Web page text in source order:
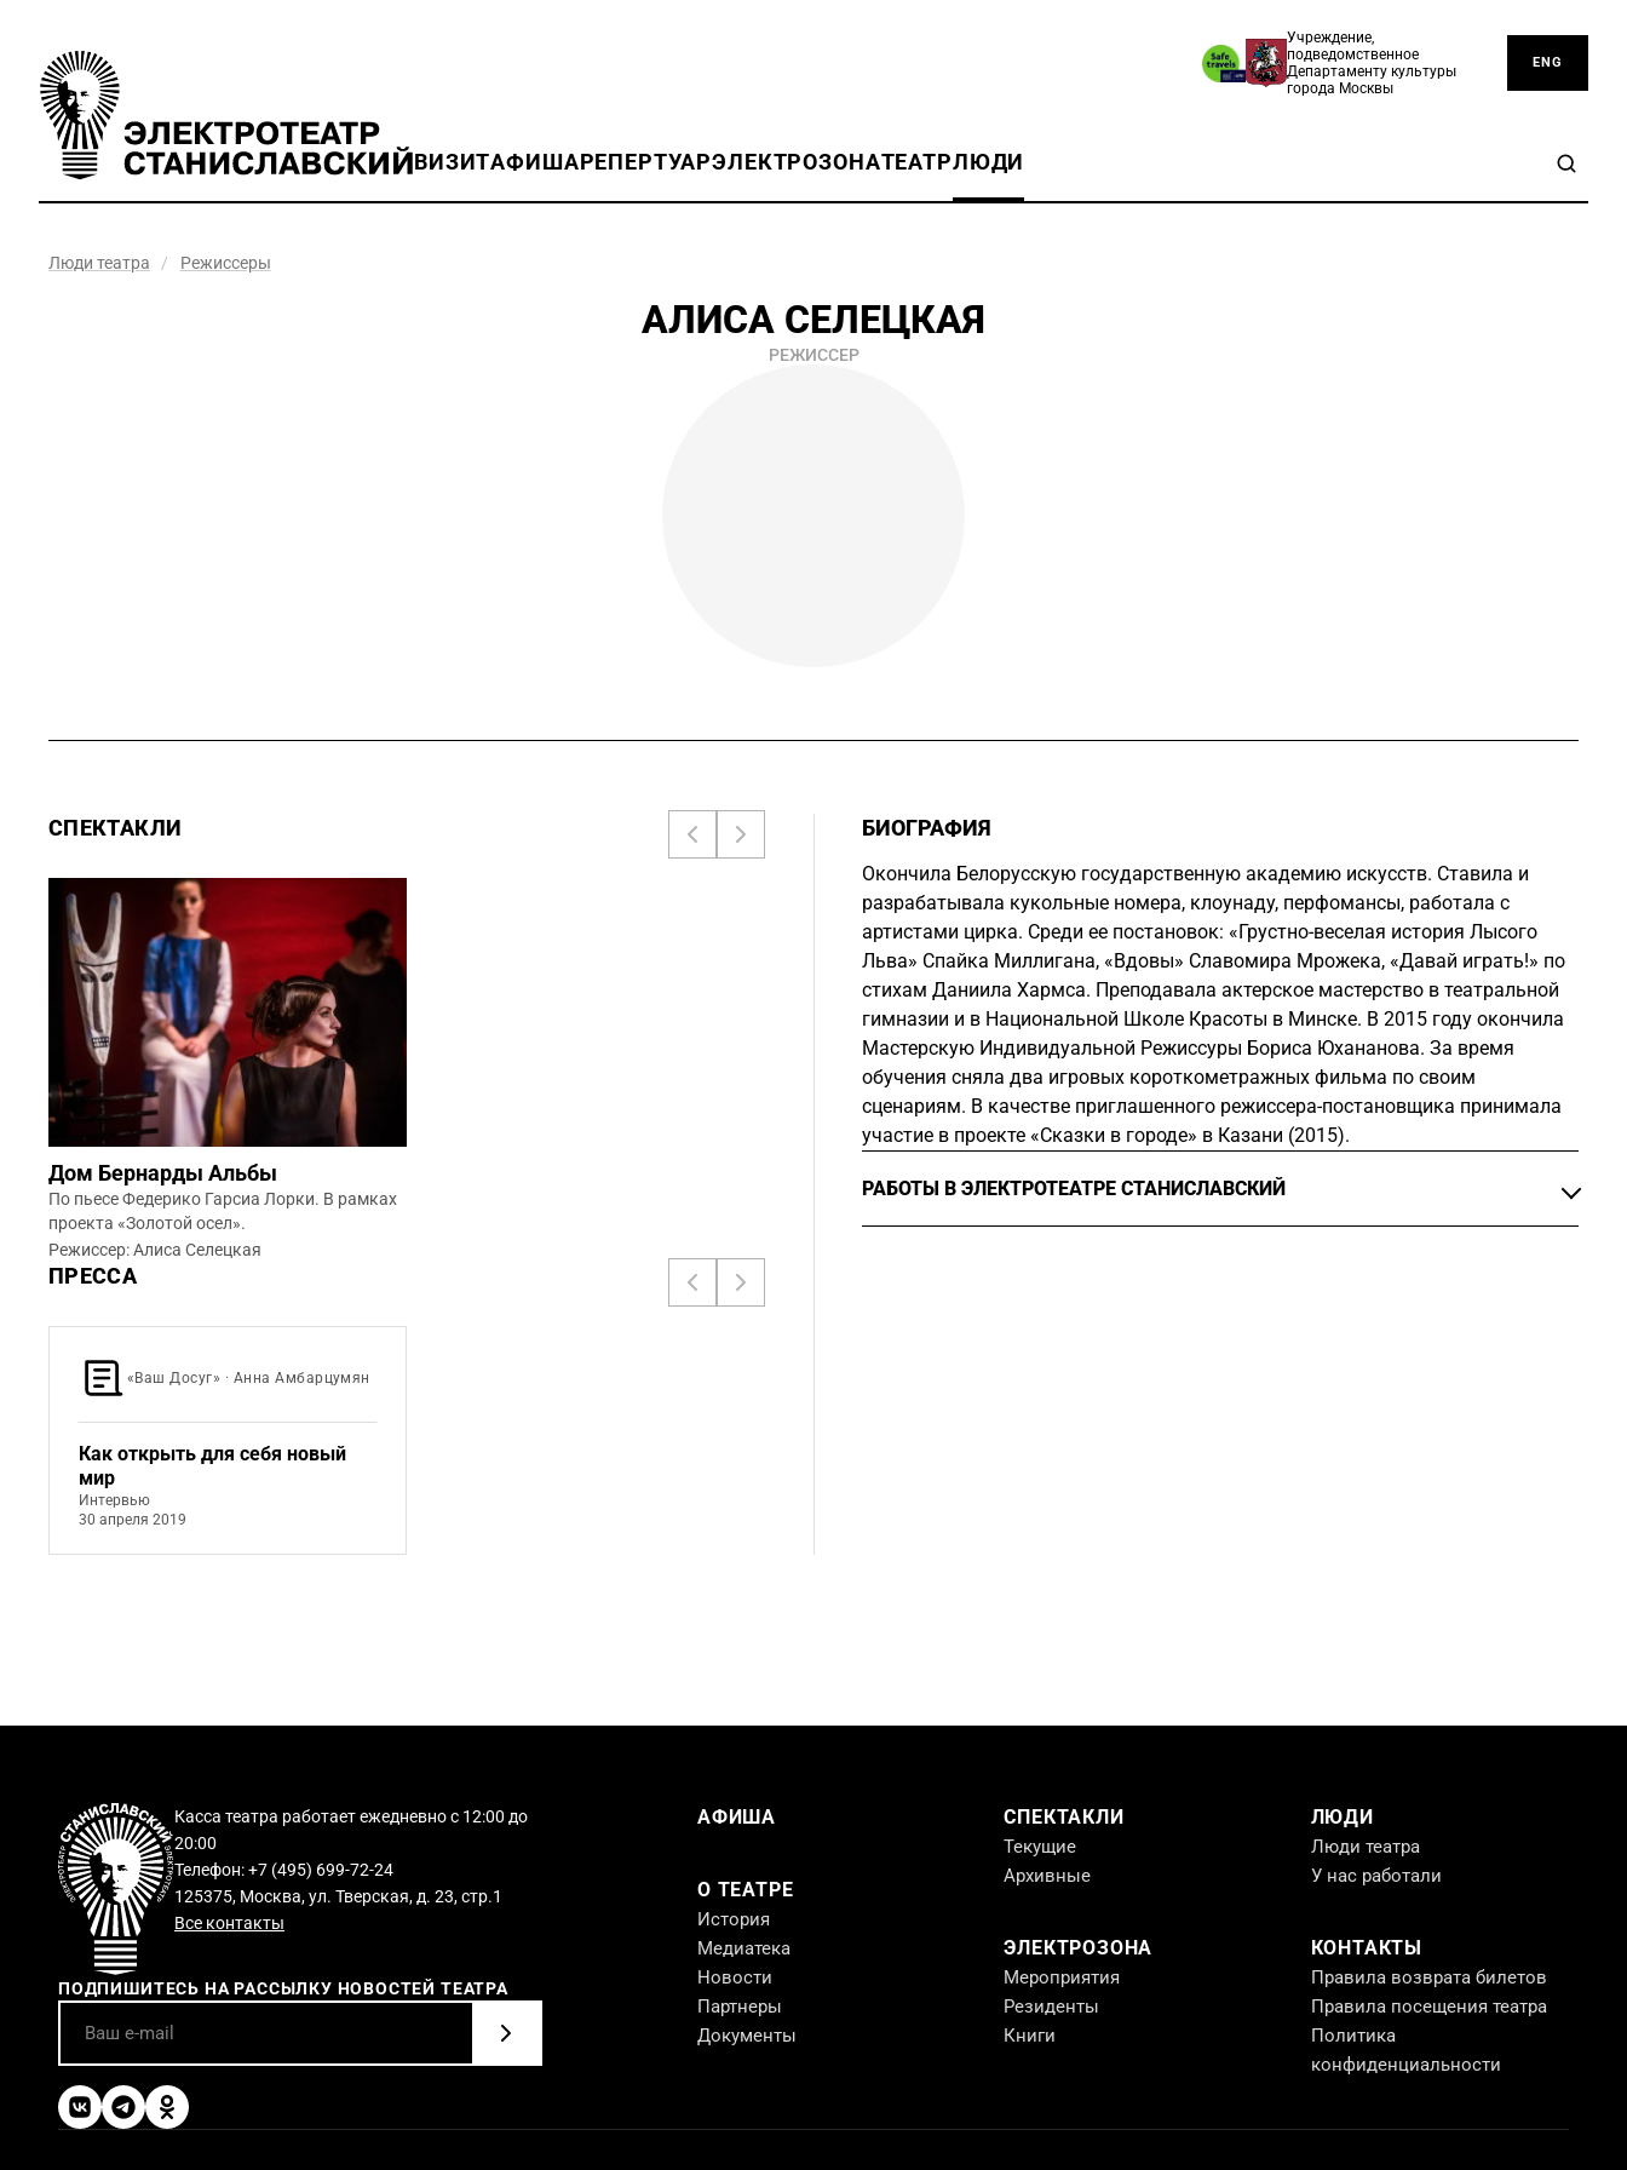
Учреждение,
подведомственное
Департаменту культуры
города Москвы
ENG
ВИЗИТАФИШАРЕПЕРТУАРЭЛЕКТРОЗОНАТЕАТРЛЮДИ
Люди театра / Режиссеры
АЛИСА СЕЛЕЦКАЯ
РЕЖИССЕР
СПЕКТАКЛИ
Дом Бернарды Альбы
По пьесе Федерико Гарсиа Лорки. В рамках
проекта «Золотой осел».
Режиссер: Алиса Селецкая
ПРЕССА
«Ваш Досуг» · Анна Амбарцумян
Как открыть для себя новый
мир
Интервью
30 апреля 2019
БИОГРАФИЯ
Окончила Белорусскую государственную академию искусств. Ставила и
разрабатывала кукольные номера, клоунаду, перфомансы, работала с
артистами цирка. Среди ее постановок: «Грустно-веселая история Лысого
Льва» Спайка Миллигана, «Вдовы» Славомира Мрожека, «Давай играть!» по
стихам Даниила Хармса. Преподавала актерское мастерство в театральной
гимназии и в Национальной Школе Красоты в Минске. В 2015 году окончила
Мастерскую Индивидуальной Режиссуры Бориса Юхананова. За время
обучения сняла два игровых короткометражных фильма по своим
сценариям. В качестве приглашенного режиссера-постановщика принимала
участие в проекте «Сказки в городе» в Казани (2015).
РАБОТЫ В ЭЛЕКТРОТЕАТРЕ СТАНИСЛАВСКИЙ
Касса театра работает ежедневно с 12:00 до
20:00
Телефон: +7 (495) 699-72-24
125375, Москва, ул. Тверская, д. 23, стр.1
Все контакты
ПОДПИШИТЕСЬ НА РАССЫЛКУ НОВОСТЕЙ ТЕАТРА
АФИША
О ТЕАТРЕ
История
Медиатека
Новости
Партнеры
Документы
СПЕКТАКЛИ
Текущие
Архивные
ЭЛЕКТРОЗОНА
Мероприятия
Резиденты
Книги
ЛЮДИ
Люди театра
У нас работали
КОНТАКТЫ
Правила возврата билетов
Правила посещения театра
Политика
конфиденциальности